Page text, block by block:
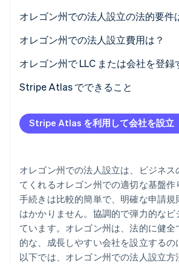
Identity
オンライン本人確認
Stripe Sessions 2026
ご覧ください。
こちらをご覧ください
責任保護と信頼性
税制上の優遇措置
ライフスタイルと市場における優位
管理可能なコンプライアンス
オレゴン州での法人設立の法的要件
ルールに準拠した法人名
登録代理人
設立書類の提出
適切なガバナンス
社内規定文書
継続的な法令遵守
オレゴン州での法人設立費用は？
出願手数料
法人名予約料 (任意)
登録代行サービス (任意)
年次レポート手数料
オレゴン州で LLC または会社を登録
事業形態を決める
法人名の空き状況を確認
登録代理人を選任する
統治文書の作成
州税と許可証の登録
年次報告書の提出
Stripe Atlas でできること
Atlas への申し込み
EIN の取得前に決済の受け付けと銀
自動 83(b) 課税選択申請
世界クラスの企業法的文書
Stripe Payments を 1 年間無料でご
か、5 万ドルのパートナークレジッ
いただけます
Stripe Atlas を利用して会社を設立
オレゴン州での法人設立は、ビジネス
てくれるオレゴン州での適切な基盤作
手続きは比較的簡単で、明確な申請規
はかかりません。協調的で弾力的なビ
ています。オレゴン州は、法的に健
的な、成長しやすい会社を設立するの
以下では、オレゴン州での法人設立